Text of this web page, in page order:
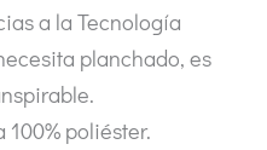
a la Tecnología
planchado, es
poliéster.